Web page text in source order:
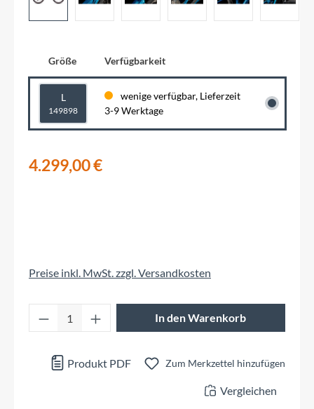
Größe Verfügbarkeit
L
149898
wenige verfügbar, Lieferzeit
3-9 Werktage
4.299,00 €
Preise inkl. MwSt. zzgl. Versandkosten
Produkt Anzahl: Gib den gewünschten
In den Warenkorb
Produkt PDF Zum Merkzettel hinzufügen
Vergleichen